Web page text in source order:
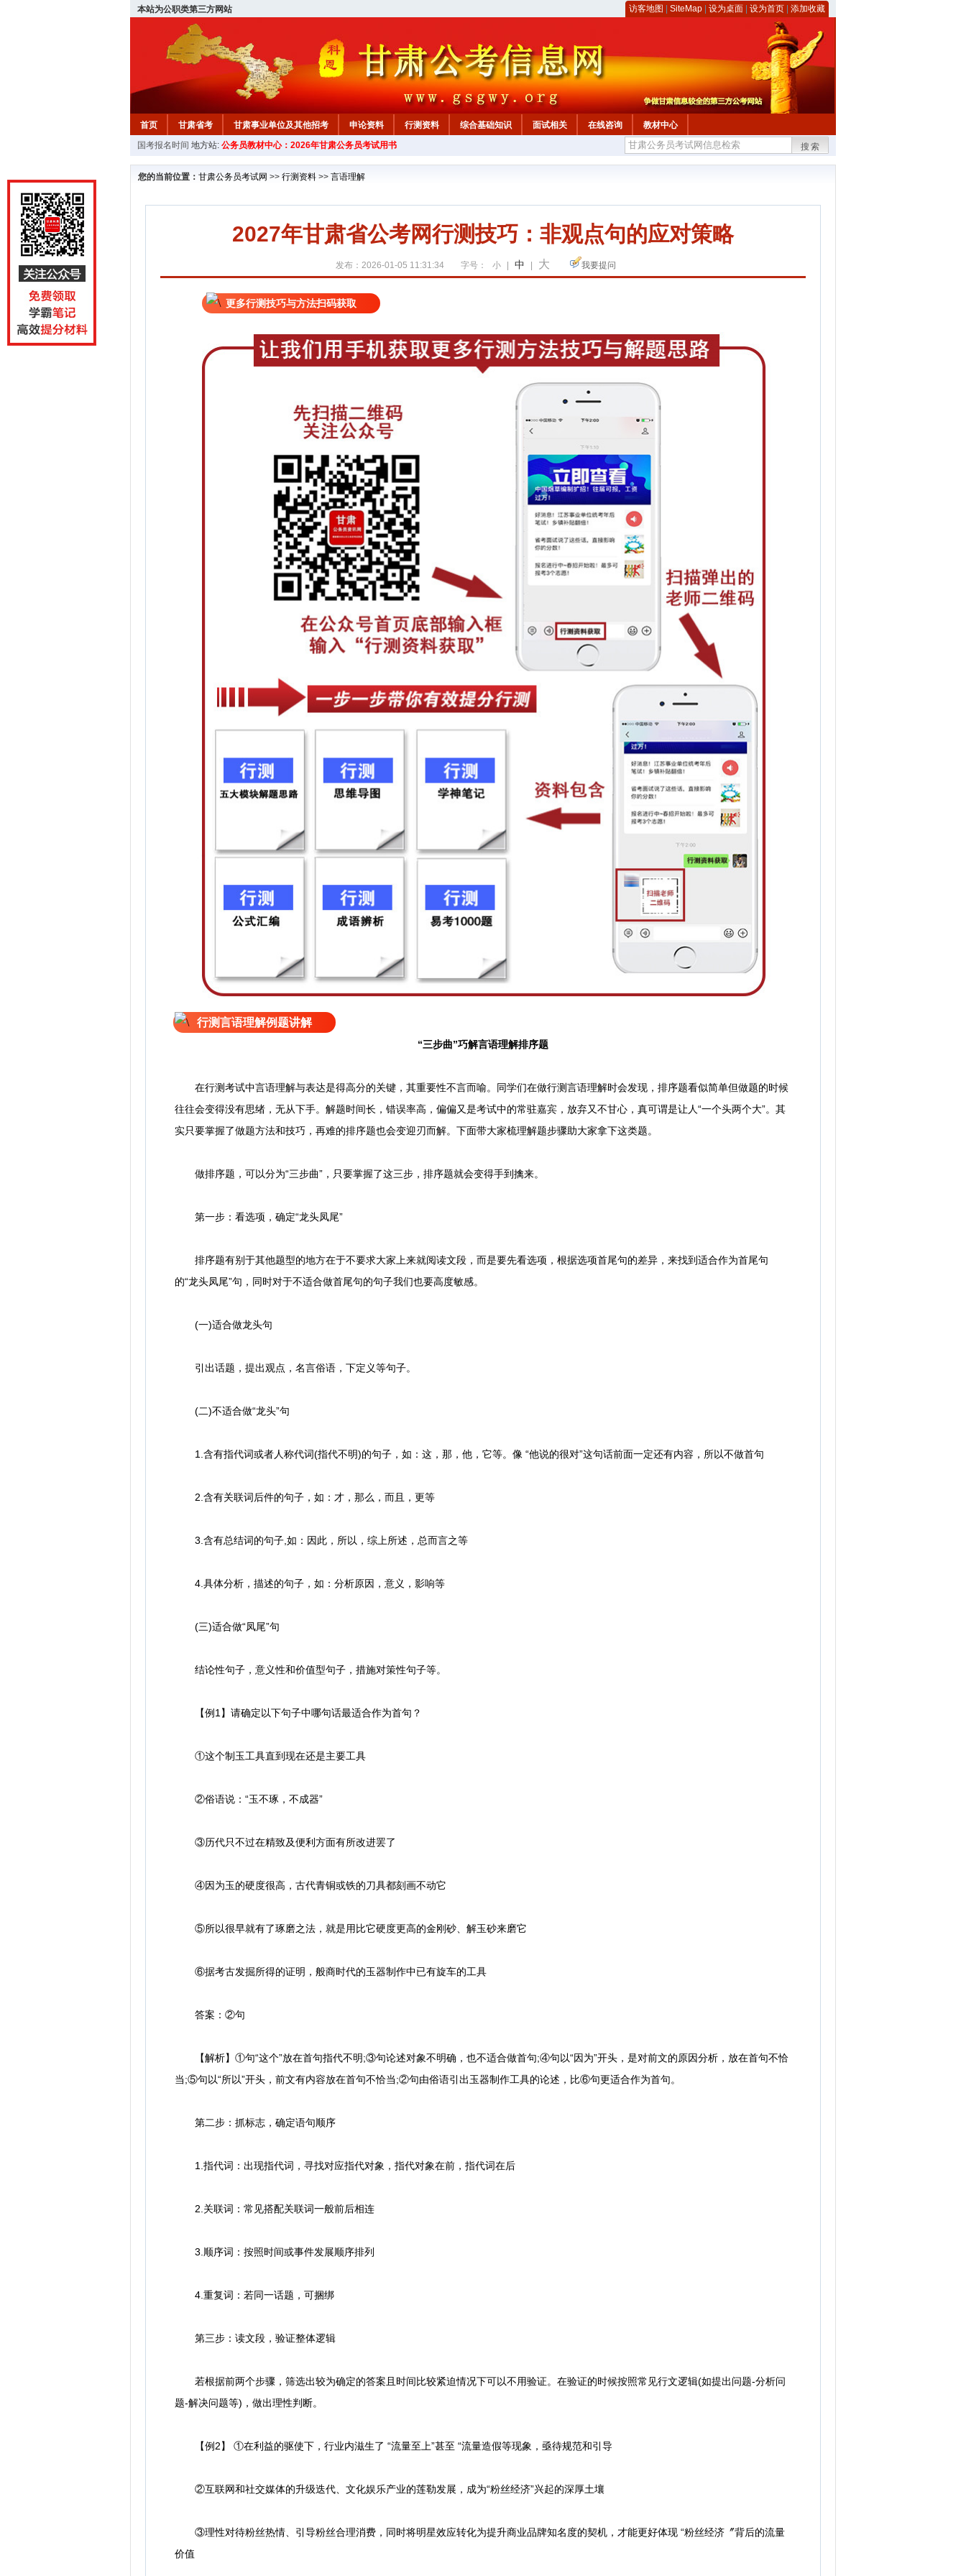
本站为公职类第三方网站 访客地图 SiteMap 设为桌面 设为首页 添加收藏
首页 甘肃省考 甘肃事业单位及其他招考 申论资料 行测资料 综合基础知识 面试相关 在线咨询
教材中心
国考报名时间 地方站: 公务员教材中心：2026年甘肃公务员考试用书 搜索
您的当前位置： 甘肃公务员考试网 >> 行测资料 >> 言语理解
2027年甘肃省公考网行测技巧：非观点句的应对策略
发布：2026-01-05 11:31:34 字号： 小 中 大 我要提问
更多行测技巧与方法扫码获取
行测言语理解例题讲解
“三步曲”巧解言语理解排序题
在行测考试中言语理解与表达是得高分的关键，其重要性不言而喻。同学们在做行测言语理解时会发现，排序题看似简单但做题的时候
往往会变得没有思绪，无从下手。解题时间长，错误率高，偏偏又是考试中的常驻嘉宾，放弃又不甘心，真可谓是让人“一个头两个大”。其
实只要掌握了做题方法和技巧，再难的排序题也会变迎刃而解。下面带大家梳理解题步骤助大家拿下这类题。
做排序题，可以分为“三步曲”，只要掌握了这三步，排序题就会变得手到擒来。
第一步：看选项，确定“龙头凤尾”
排序题有别于其他题型的地方在于不要求大家上来就阅读文段，而是要先看选项，根据选项首尾句的差异，来找到适合作为首尾句
的“龙头凤尾”句，同时对于不适合做首尾句的句子我们也要高度敏感。
(一)适合做龙头句
引出话题，提出观点，名言俗语，下定义等句子。
(二)不适合做“龙头”句
1.含有指代词或者人称代词(指代不明)的句子，如：这，那，他，它等。像 “他说的很对”这句话前面一定还有内容，所以不做首句
2.含有关联词后件的句子，如：才，那么，而且，更等
3.含有总结词的句子,如：因此，所以，综上所述，总而言之等
4.具体分析，描述的句子，如：分析原因，意义，影响等
(三)适合做“凤尾”句
结论性句子，意义性和价值型句子，措施对策性句子等。
【例1】请确定以下句子中哪句话最适合作为首句？
①这个制玉工具直到现在还是主要工具
②俗语说：“玉不琢，不成器”
③历代只不过在精致及便利方面有所改进罢了
④因为玉的硬度很高，古代青铜或铁的刀具都刻画不动它
⑤所以很早就有了琢磨之法，就是用比它硬度更高的金刚砂、解玉砂来磨它
⑥据考古发掘所得的证明，般商时代的玉器制作中已有旋车的工具
答案：②句
【解析】①句“这个”放在首句指代不明;③句论述对象不明确，也不适合做首句;④句以“因为”开头，是对前文的原因分析，放在首句不恰
当;⑤句以“所以”开头，前文有内容放在首句不恰当;②句由俗语引出玉器制作工具的论述，比⑥句更适合作为首句。
第二步：抓标志，确定语句顺序
1.指代词：出现指代词，寻找对应指代对象，指代对象在前，指代词在后
2.关联词：常见搭配关联词一般前后相连
3.顺序词：按照时间或事件发展顺序排列
4.重复词：若同一话题，可捆绑
第三步：读文段，验证整体逻辑
若根据前两个步骤，筛选出较为确定的答案且时间比较紧迫情况下可以不用验证。在验证的时候按照常见行文逻辑(如提出问题-分析问
题-解决问题等)，做出理性判断。
【例2】 ①在利益的驱使下，行业内滋生了 “流量至上”甚至 “流量造假等现象，亟待规范和引导
②互联网和社交媒体的升级迭代、文化娱乐产业的莲勒发展，成为“粉丝经济”兴起的深厚土壤
③理性对待粉丝热情、引导粉丝合理消费，同时将明星效应转化为提升商业品牌知名度的契机，才能更好体现 “粉丝经济〞背后的流量
价值